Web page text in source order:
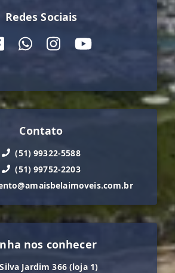
Redes Sociais
Contato
(51) 99322-5588
(51) 99752-2203
nos conhecer
Jardim 366 (loja 1)